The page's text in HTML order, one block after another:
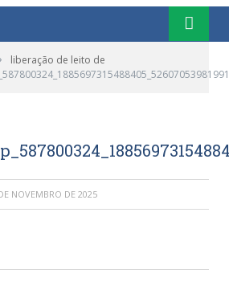
liberação de leito de
NOVEMBRO DE 2025